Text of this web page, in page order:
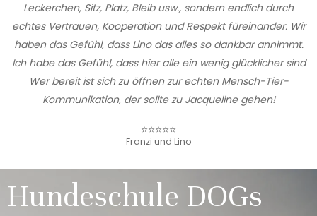
Leckerchen, Sitz, Platz, Bleib usw., sondern endlich durch
echtes Vertrauen, Kooperation und Respekt füreinander. Wir
haben das Gefühl, dass Lino das alles so dankbar annimmt.
Ich habe das Gefühl, dass hier alle ein wenig glücklicher sind
Wer bereit ist sich zu öffnen zur echten Mensch-Tier-
Kommunikation, der sollte zu Jacqueline gehen!
⭐⭐⭐⭐⭐
Franzi und Lino
Hundeschule DOGs